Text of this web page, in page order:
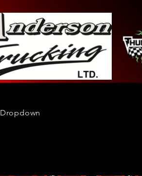
Dropdown